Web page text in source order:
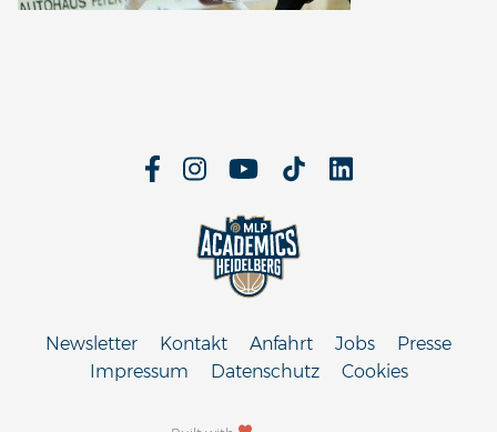
Newsletter Kontakt Anfahrt Jobs
Presse
Impressum
Datenschutz Cookies